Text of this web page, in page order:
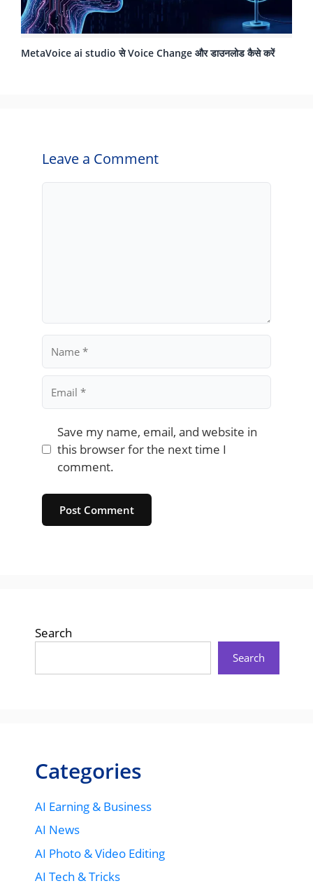
MetaVoice ai studio से Voice Change और डाउनलोड कैसे करें
Leave a Comment
Save my name, email, and website in
this browser for the next time I
comment.
Website
Search
Search
Categories
AI Earning & Business
AI News
AI Photo & Video Editing
AI Tech & Tricks